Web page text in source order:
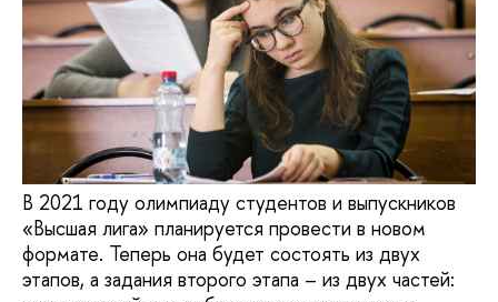
В 2021 году олимпиаду студентов и выпускников
«Высшая лига» планируется провести в новом
формате. Теперь она будет состоять из двух
этапов, а задания второго этапа – из двух частей: